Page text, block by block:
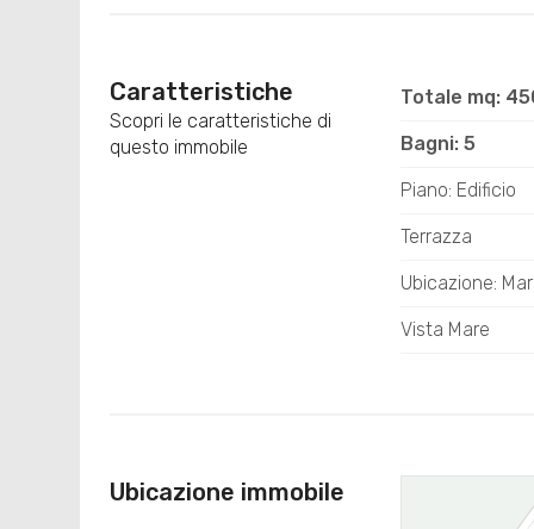
Caratteristiche
Scopri le caratteristiche di
questo immobile
Totale mq:
Bagni: 5
Piano: Edificio
Terrazza
Ubicazione:
Vista Mare
Ubicazione immobile